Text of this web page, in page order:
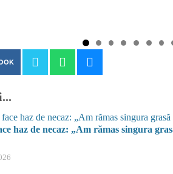
haz de necaz: „Am rămas singura